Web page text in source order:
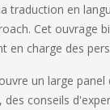
traduction en
Cet ouvrage
en charge des
un large
des conseils